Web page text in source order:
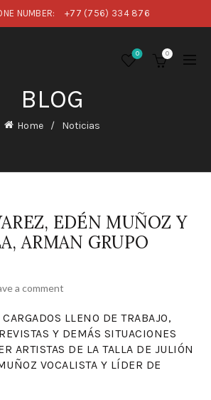
NUMBER: +77 (756) 334 876
0 0
BLOG
Home Noticias
EDÉN MUÑOZ Y
ARMAN GRUPO
a comment
LLENO DE TRABAJO,
Y DEMÁS SITUACIONES
ARTISTAS DE LA TALLA DE JULIÓN
VOCALISTA Y LÍDER DE